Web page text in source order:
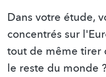
Dans votre étude,
concentrés sur
tout de même tirer
le reste du monde